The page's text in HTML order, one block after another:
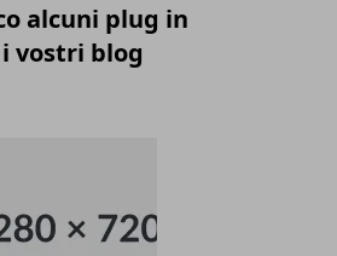
alcuni plug in
vostri blog